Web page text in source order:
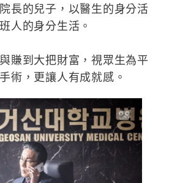
長的兒子，以醫生的身分活
人的身分生活。
賺到大把財富，視眾生為平
術，更讓人有成就感。